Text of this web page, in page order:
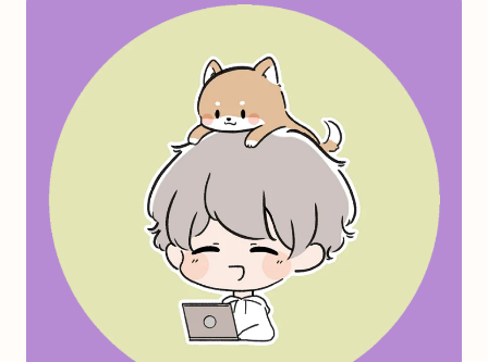
心身を最高の状態に昇華させるインタラクティブアー
＜Computer Skills💻＞
・インタラクティブCG制作
・Webアプリ制作
・マイコン電子工作
・3Dプリンタ（CAD）
・3DCGモデリング
・機械学習モデル構築
広く浅く雑食です。詳しくは こちら